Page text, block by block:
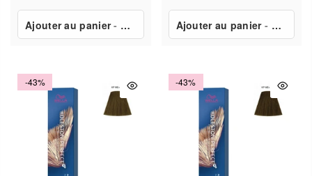
Ajouter au panier- €7,80 Ajouter au panier- €7,80
-43% -43%